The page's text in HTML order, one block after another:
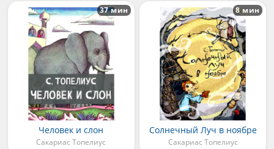
Человек и слон
Сакариас Топелиус
37 мин
Солнечный Луч в ноябре
Сакариас Топелиус
8 мин